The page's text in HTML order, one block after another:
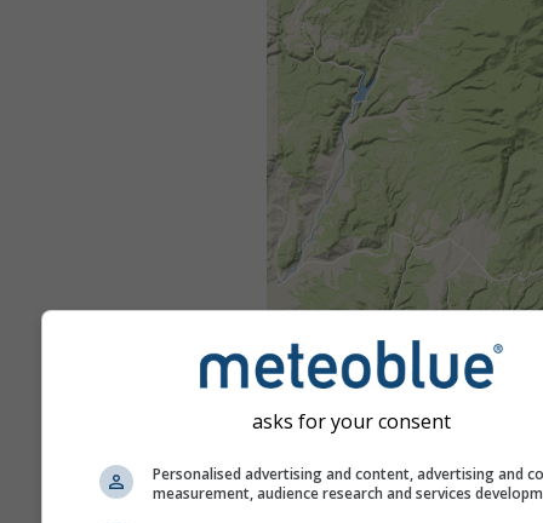
asks for your consent
Personalised advertising and content, advertising and
measurement, audience research and services